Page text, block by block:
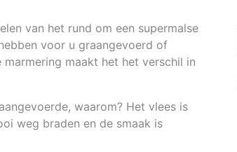
van het rund om een supermalse
voor u graangevoerd of
maakt het het verschil in
waarom? Het vlees is
weg braden en de smaak is